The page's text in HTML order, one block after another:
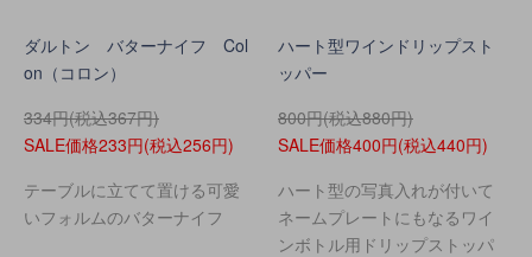
ダルトン バターナイフ Col
on（コロン）
334円(税込367円)
SALE価格233円(税込256円)
テーブルに立てて置ける可愛
いフォルムのバターナイフ
ハート型ワインドリップスト
ッパー
800円(税込880円)
SALE価格400円(税込440円)
ハート型の写真入れが付いて
ネームプレートにもなるワイ
ンボトル用ドリップストッパ